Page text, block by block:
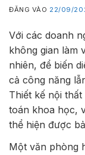
ĐĂNG VÀO 22/09/
Với các doanh
không gian làm
nhiên, để biến
cả công năng
Thiết kế nội
toán khoa học,
thể hiện được
Một văn phòng